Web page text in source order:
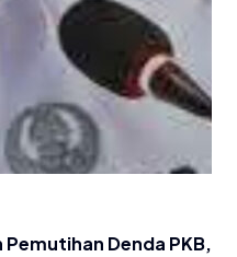
Denda PKB,